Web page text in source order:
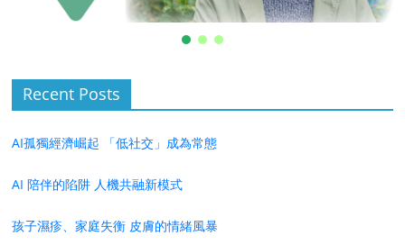
Recent Posts
AI孤獨經濟崛起 「低社交」成為常態
AI 陪伴的陷阱 人機共融新模式
孩子濕疹、家庭失衡 皮膚的情緒風暴